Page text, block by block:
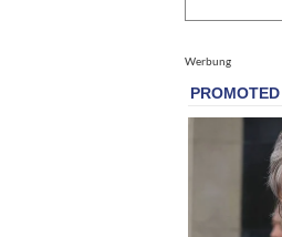
Werbung